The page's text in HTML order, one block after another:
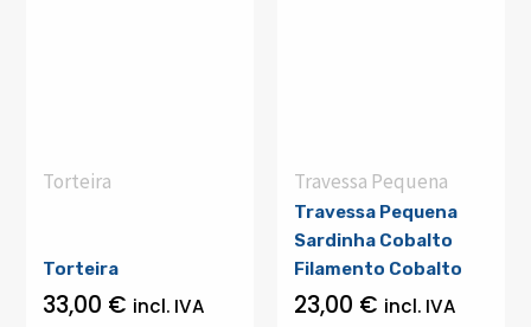
Torteira
Torteira
33,00 € incl. IVA
Travessa Pequena
Travessa Pequena
Sardinha Cobalto
Filamento Cobalto
23,00 € incl. IVA